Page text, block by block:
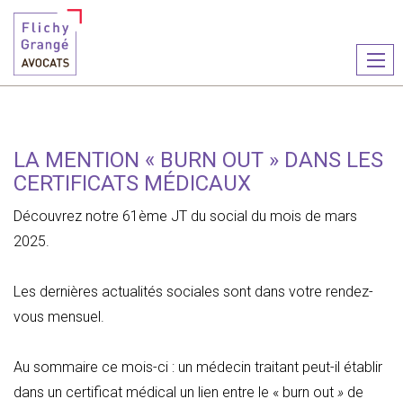
le
LA MENTION « BURN OUT » DANS LES
CERTIFICATS MÉDICAUX
Découvrez notre 61ème JT du social du mois de mars
2025.
Les dernières actualités sociales sont dans votre rendez-
vous mensuel.
Au sommaire ce mois-ci : un médecin traitant peut-il établir
dans un certificat médical un lien entre le « burn out » de